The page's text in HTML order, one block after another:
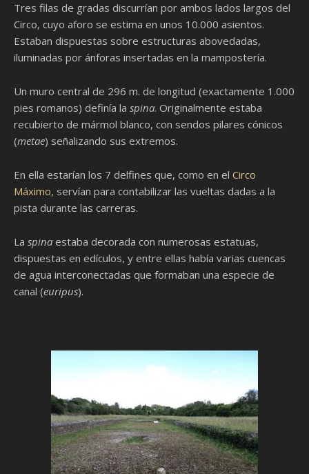
Tres filas de gradas discurrían por ambos lados largos del
Circo, cuyo aforo se estima en unos 10.000 asientos.
Estaban dispuestas sobre estructuras abovedadas,
iluminadas por ánforas insertadas en la mampostería.
Un muro central de 296 m. de longitud (exactamente 1.000
pies romanos) definía la spina. Originalmente estaba
recubierto de mármol blanco, con sendos pilares cónicos
(metae) señalizando sus extremos.
En ella estarían los 7 delfines que, como en el Circo
Máximo, servían para contabilizar las vueltas dadas a la
pista durante las carreras.
La spina estaba decorada con numerosas estatuas,
dispuestas en edículos, y entre ellas había varias cuencas
de agua interconectadas que formaban una especie de
canal (euripus).